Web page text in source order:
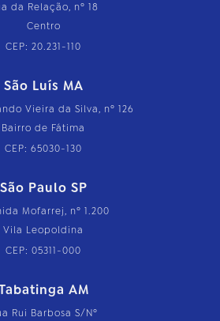
da Relação, nº 18
Centro
CEP: 20.231-110
São Luís MA
Vieira da Silva, nº 126
Bairro de Fátima
CEP: 65030-130
São Paulo SP
Mofarrej, nº 1.200
Vila Leopoldina
CEP: 05311-000
AM
Rui Barbosa S/Nº